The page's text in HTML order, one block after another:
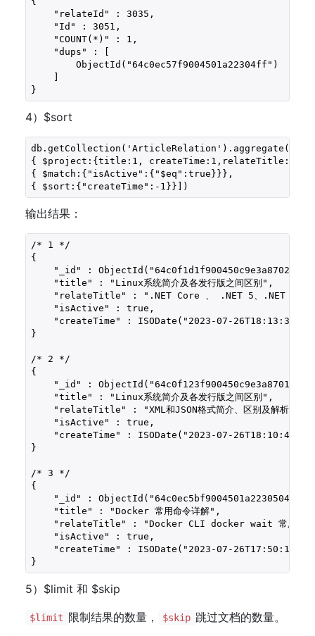
    "relateId" : 3035,
    "Id" : 3051,
    "COUNT(*)" : 1,
    "dups" : [
        ObjectId("64c0ec57f9004501a22304ff")
    ]
}
4）$sort
db.getCollection('ArticleRelation').aggregate([
{ $project:{title:1,
{ $match:{"isActive":{"$eq":true}}},
{ $sort:{"createTime":-1}}])
输出结果：
/* 1 */
{
    "_id" : ObjectId("64c0f1d1f900450c9e3a8702"),
    "title" : "Linux系统简介及各发行版之间区别",
"relateTitle" : ".NET Core 、 .NET 5、.NET 6和
    "isActive" : true,
"createTime" : ISODate("2023-07-
}
/* 2 */
{
    "_id" : ObjectId("64c0f123f900450c9e3a8701"),
    "title" : "Linux系统简介及各发行版之间区别",
    "relateTitle" : "XML和JSON格式简介、区别及解析",
    "isActive" : true,
"createTime" : ISODate("2023-07-
}
/* 3 */
{
    "_id" : ObjectId("64c0ec5bf9004501a2230504"),
    "title" : "Docker 常用命令详解",
"relateTitle" : "Docker CLI docker wait 常用命
    "isActive" : true,
"createTime" : ISODate("2023-07-
5）$limit 和 $skip
$limit 限制结果的数量， $skip 跳过文档的数量。